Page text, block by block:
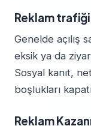
Reklam
Genelde açılış
eksik ya da
Sosyal kanıt,
boşlukları
Reklam